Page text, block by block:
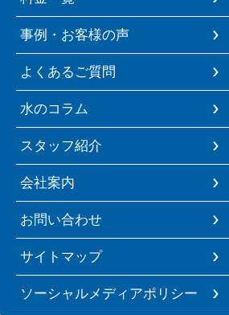
事例・お客様の声
よくあるご質問
水のコラム
スタッフ紹介
会社案内
お問い合わせ
サイトマップ
ソーシャルメディアポリシー